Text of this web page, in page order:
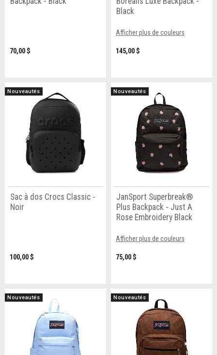
70,00 $
Black
Afficher plus de couleurs
145,00 $
Nouveautés
Sac à dos Crocs Classic -
Noir
100,00 $
Nouveautés
JanSport Superbreak®
Plus Backpack - Just A
Rose Embroidery Black
Afficher plus de couleurs
75,00 $
Nouveautés Nouveautés